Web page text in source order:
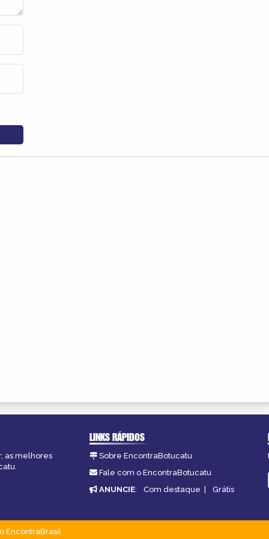
as melhores
LINKS RÁPIDOS
Sobre EncontraBotucatu
Fale com o EncontraBotucatu
ANUNCIE: Com destaque | Grátis
EncontraBrasil